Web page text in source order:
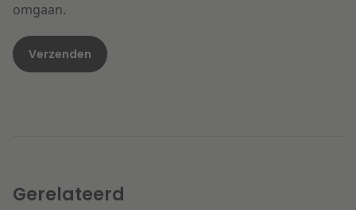
omgaan.
Gerelateerd